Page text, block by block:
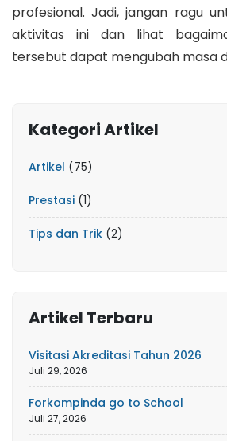
profesional. Jadi, jangan ragu
aktivitas ini dan lihat
tersebut dapat mengubah masa
Kategori Artikel
Artikel (75)
Prestasi (1)
Tips dan Trik (2)
Artikel Terbaru
Visitasi Akreditasi Tahun 2026
Juli 29, 2026
Forkompinda go to School
Juli 27, 2026